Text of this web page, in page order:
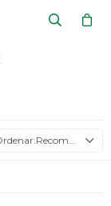
Recomendados